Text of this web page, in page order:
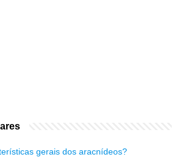
gerais dos aracnídeos?